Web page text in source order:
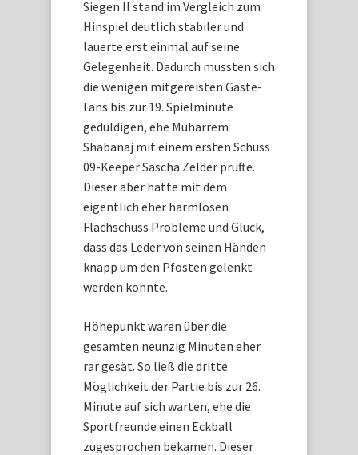
Siegen II stand im Vergleich zum
Hinspiel deutlich stabiler und
lauerte erst einmal auf seine
Gelegenheit. Dadurch mussten sich
die wenigen mitgereisten Gäste-
Fans bis zur 19. Spielminute
geduldigen, ehe Muharrem
Shabanaj mit einem ersten Schuss
09-Keeper Sascha Zelder prüfte.
Dieser aber hatte mit dem
eigentlich eher harmlosen
Flachschuss Probleme und Glück,
dass das Leder von seinen Händen
knapp um den Pfosten gelenkt
werden konnte.
Höhepunkt waren über die
gesamten neunzig Minuten eher
rar gesät. So ließ die dritte
Möglichkeit der Partie bis zur 26.
Minute auf sich warten, ehe die
Sportfreunde einen Eckball
zugesprochen bekamen. Dieser